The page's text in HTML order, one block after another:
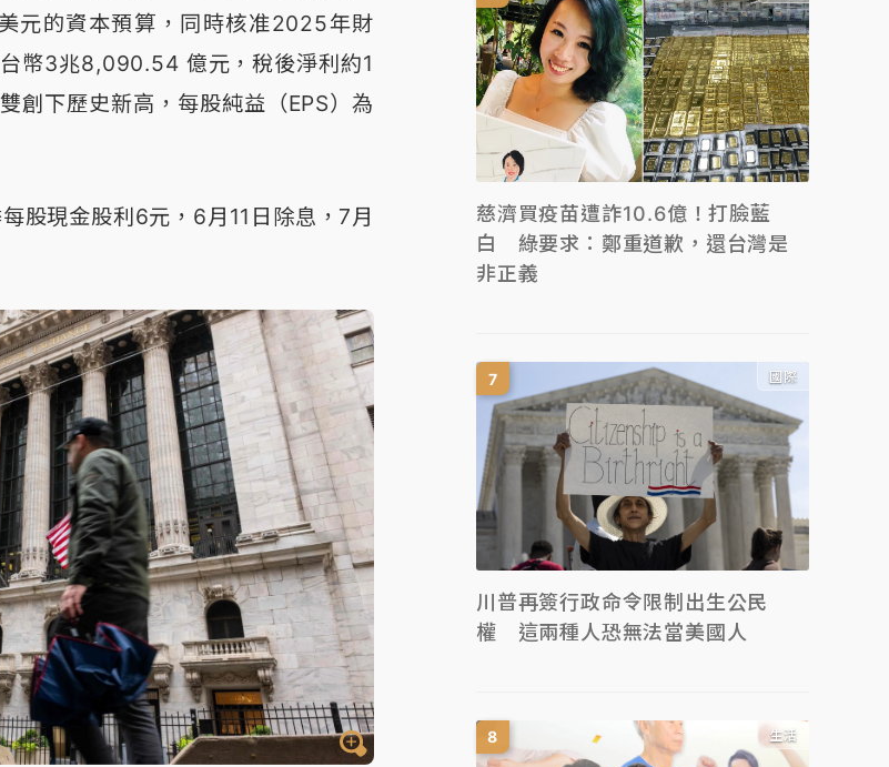
元的資本預算，同時核准2025年財
幣3兆8,090.54 億元，稅後淨利約1
創下歷史新高，每股純益（EPS）為
股現金股利6元，6月11日除息，7月
慈濟買疫苗遭詐10.6億！打臉藍
白 綠要求：鄭重道歉，還台灣是
非正義
國際
川普再簽行政命令限制出生公民
權 這兩種人恐無法當美國人
生活